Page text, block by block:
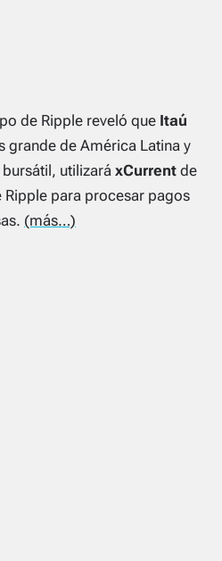
de Ripple reveló que Itaú
grande de América Latina y
utilizará xCurrent de
Ripple para procesar pagos
(más…)